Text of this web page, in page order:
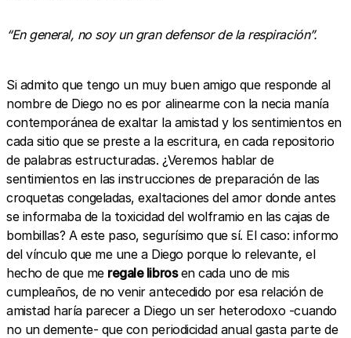
“En general, no soy un gran defensor de la respiración”.
Si admito que tengo un muy buen amigo que responde al
nombre de Diego no es por alinearme con la necia manía
contemporánea de exaltar la amistad y los sentimientos en
cada sitio que se preste a la escritura, en cada repositorio
de palabras estructuradas. ¿Veremos hablar de
sentimientos en las instrucciones de preparación de las
croquetas congeladas, exaltaciones del amor donde antes
se informaba de la toxicidad del wolframio en las cajas de
bombillas? A este paso, segurísimo que sí. El caso: informo
del vínculo que me une a Diego porque lo relevante, el
hecho de que me regale librosen cada uno de mis
cumpleaños, de no venir antecedido por esa relación de
amistad haría parecer a Diego un ser heterodoxo -cuando
no un demente- que con periodicidad anual gasta parte de